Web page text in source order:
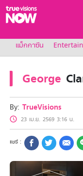
True
แพ็กเกจ
NOW
แพ็กเกจทรูวิ
สิทธิพิเศษ
สิทธิพิเศษลูกค้
Showtime
HoReCa
แพ็กเกจสำห
แม็กกาซีน
George
By: TrueVisions
23 เม.ย. 2569 3:16 น.